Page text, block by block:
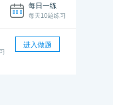
每日一练
每天10题练习
进入做题